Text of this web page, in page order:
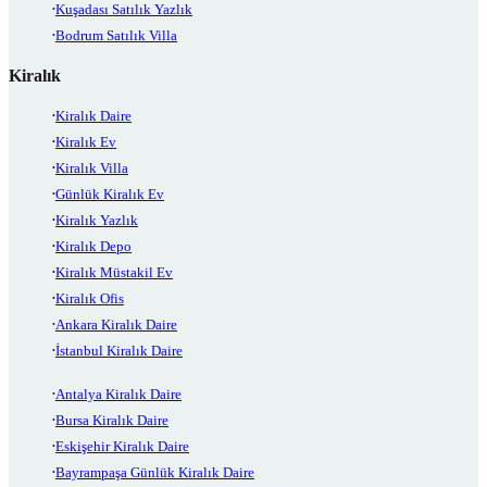
Kuşadası Satılık Yazlık
Bodrum Satılık Villa
Kiralık
Kiralık Daire
Kiralık Ev
Kiralık Villa
Günlük Kiralık Ev
Kiralık Yazlık
Kiralık Depo
Kiralık Müstakil Ev
Kiralık Ofis
Ankara Kiralık Daire
İstanbul Kiralık Daire
Antalya Kiralık Daire
Bursa Kiralık Daire
Eskişehir Kiralık Daire
Bayrampaşa Günlük Kiralık Daire